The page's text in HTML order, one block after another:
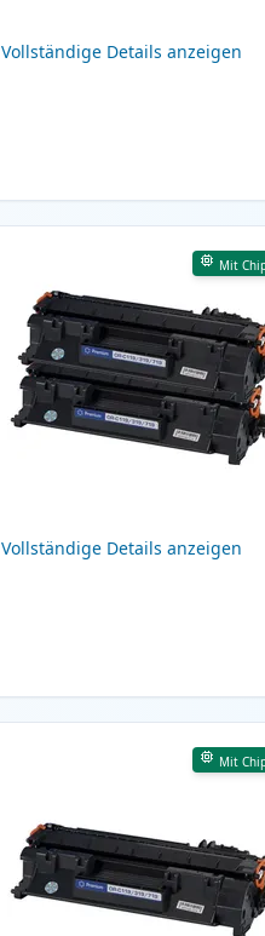
Vollständige Details anzeigen
Mit
Vollständige Details anzeigen
Mit